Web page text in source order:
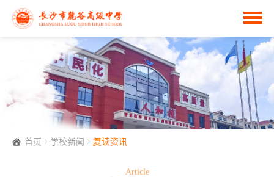
首页 学校新闻 复读资讯
Article